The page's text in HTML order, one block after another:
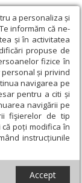
a personaliza și
informăm că ne-
și în activitatea
propuse de
fizice în
și privind
navigarea pe
pentru a citi și
navigării pe
fişierelor de tip
poți modifica în
instrucțiunile
Accept
Olteniei